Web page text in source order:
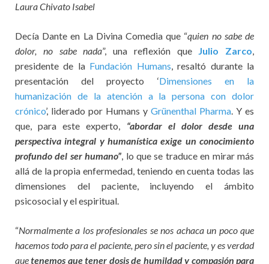
Laura Chivato Isabel
Decía Dante en La Divina Comedia que “quien no sabe de
dolor, no sabe nada”, una reflexión que Julio Zarco,
presidente de la Fundación Humans, resaltó durante la
presentación del proyecto ‘Dimensiones en la
humanización de la atención a la persona con dolor
crónico’, liderado por Humans y Grünenthal Pharma. Y es
que, para este experto, “abordar el dolor desde una
perspectiva integral y humanística exige un conocimiento
profundo del ser humano”, lo que se traduce en mirar más
allá de la propia enfermedad, teniendo en cuenta todas las
dimensiones del paciente, incluyendo el ámbito
psicosocial y el espiritual.
“Normalmente a los profesionales se nos achaca un poco que
hacemos todo para el paciente, pero sin el paciente, y es verdad
quetenemos que tener dosis de humildad y compasión para